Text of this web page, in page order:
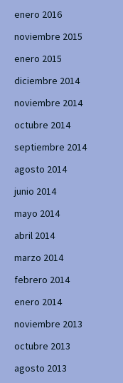
enero 2016
noviembre 2015
enero 2015
diciembre 2014
noviembre 2014
octubre 2014
septiembre 2014
agosto 2014
junio 2014
mayo 2014
abril 2014
marzo 2014
febrero 2014
enero 2014
noviembre 2013
octubre 2013
agosto 2013